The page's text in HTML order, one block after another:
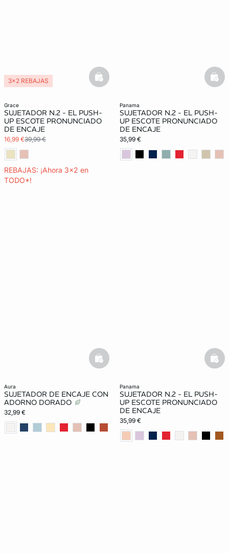
grace
SUJETADOR N.2 - EL PUSH-
UP ESCOTE PRONUNCIADO
DE ENCAJE
16,99 €39,99 €
REBAJAS: ¡Ahora 3x2 en
TODO*!
3x2 REBAJAS basketfull
panama
SUJETADOR N.2 - EL PUSH-
UP ESCOTE PRONUNCIADO
DE ENCAJE
35,99 €
aura
SUJETADOR DE ENCAJE CON
ADORNO DORADO
32,99 €
basketfull
panama
SUJETADOR N.2 - EL PUSH-
UP ESCOTE PRONUNCIADO
DE ENCAJE
35,99 €